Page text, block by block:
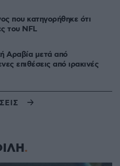
που κατηγορήθηκε ότι
του NFL
Αραβία μετά από
επιθέσεις από ιρακινές